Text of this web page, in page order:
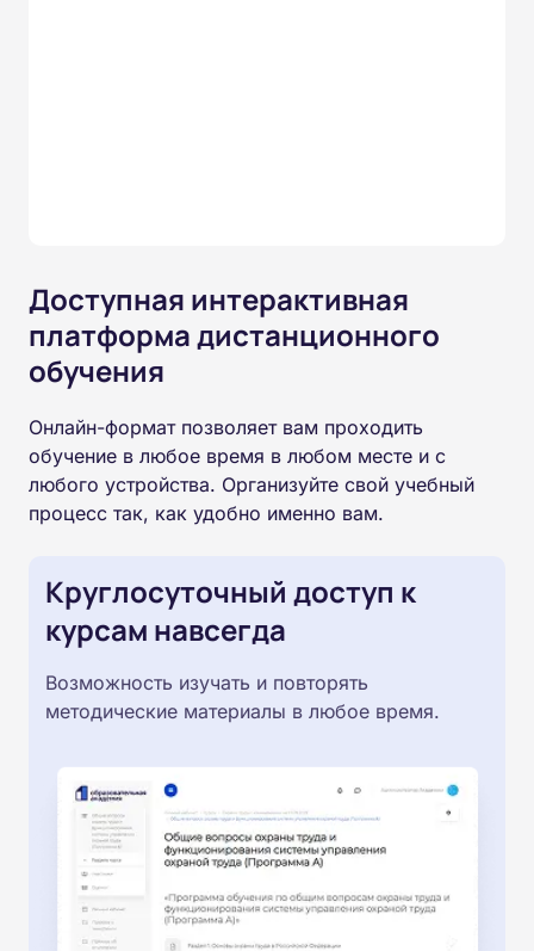
Доступная интерактивная
платформа дистанционного
обучения
Онлайн-формат позволяет вам проходить
обучение в любое время в любом месте и с
любого устройства. Организуйте свой учебный
процесс так, как удобно именно вам.
Круглосуточный доступ к
курсам навсегда
Возможность изучать и повторять
методические материалы в любое время.